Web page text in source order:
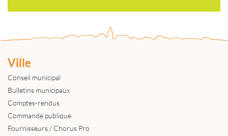
Ville
Conseil municipal
Bulletins municipaux
Comptes-rendus
Commande publique
Fournisseurs / Chorus Pro